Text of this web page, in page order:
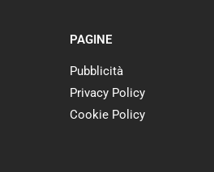
PAGINE
Pubblicità
Privacy Policy
Cookie Policy